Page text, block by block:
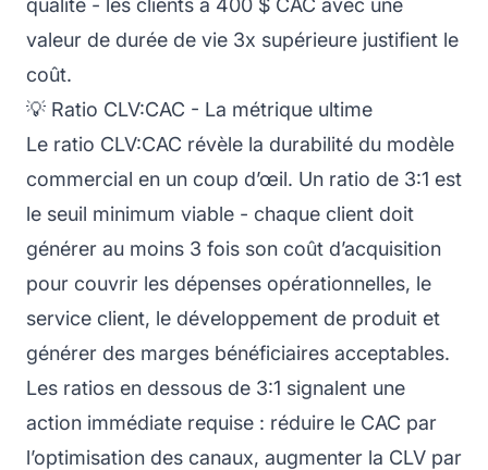
qualité - les clients à 400 $ CAC avec une
valeur de durée de vie 3x supérieure justifient le
coût.
💡 Ratio CLV:CAC - La métrique ultime
Le ratio CLV:CAC révèle la durabilité du modèle
commercial en un coup d’œil. Un ratio de 3:1 est
le seuil minimum viable - chaque client doit
générer au moins 3 fois son coût d’acquisition
pour couvrir les dépenses opérationnelles, le
service client, le développement de produit et
générer des marges bénéficiaires acceptables.
Les ratios en dessous de 3:1 signalent une
action immédiate requise : réduire le CAC par
l’optimisation des canaux, augmenter la CLV par